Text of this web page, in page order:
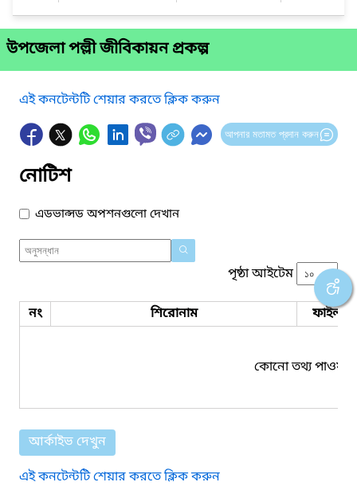
উপজেলা পল্লী জীবিকায়ন প্রকল্প
এই কনটেন্টটি শেয়ার করতে ক্লিক করুন
আপনার মতামত প্রদান করুন
নোটিশ
এডভান্সড অপশনগুলো দেখান
পৃষ্ঠা আইটেম
নং শিরোনাম ফাইল
কোনো তথ্য পাওয়া
আর্কাইভ দেখুন
এই কনটেন্টটি শেয়ার করতে ক্লিক করুন